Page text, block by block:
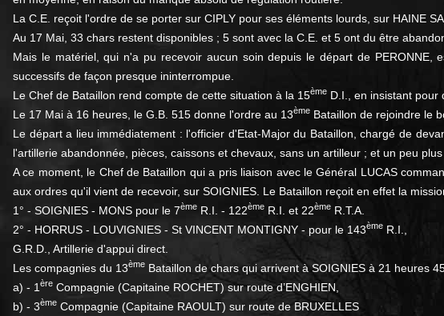
La C.E. reçoit l'ordre de se porter sur CIPLY pour ses éléments lourds, sur HAINE
Au 17 Mai, 33 chars restent disponibles ; 5 sont avec la C.E. et 5 ont du être
Mais le matériel, qui n'a pu recevoir aucun soin depuis le départ de
successifs de façon presque ininterrompue.
Le Chef de Bataillon rend compte de cette situation à la 15ème D.I., en insistant pour
Le 17 Mai à 16 heures, le G.B. 515 donne l'ordre au 13ème Bataillon de rejoindre le
Le départ a lieu immédiatement : l'officier d'Etat-Major du Bataillon, chargé de
l'artillerie abandonnée, pièces, caissons et chevaux, sans un artilleur ; et un peu
A ce moment, le Chef de Bataillon qui a pris liaison avec le Général LUCAS
aux ordres qu'il vient de recevoir, sur SOIGNIES. Le Bataillon reçoit en effet la
1° - SOIGNIES - MONS pour le 7ème R.I. - 122ème R.I. et 22ème R.T.A.
2° - HORRUS - LOUVIGNIES - St VINCENT MONTIGNY - pour le 143ème R.I.,
G.R.D., Artillerie d'appui direct.
Les compagnies du 13ème Bataillon de chars qui arrivent à SOIGNIES à 21 heures
a) - 1 ère Compagnie (Capitaine ROCHET) sur route d’ENGHIEN,
b) - 3ème Compagnie (Capitaine RAOULT) sur route de BRUXELLES